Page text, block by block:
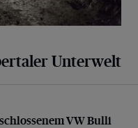
Unterwelt
VW Bulli
VW Bulli